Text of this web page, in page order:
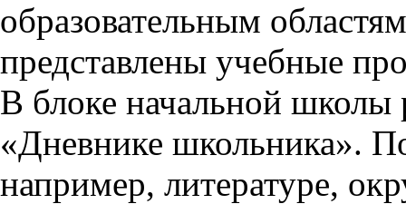
образовательным
представлены учебные
В блоке начальной школы
«Дневнике школьника».
например, литературе,